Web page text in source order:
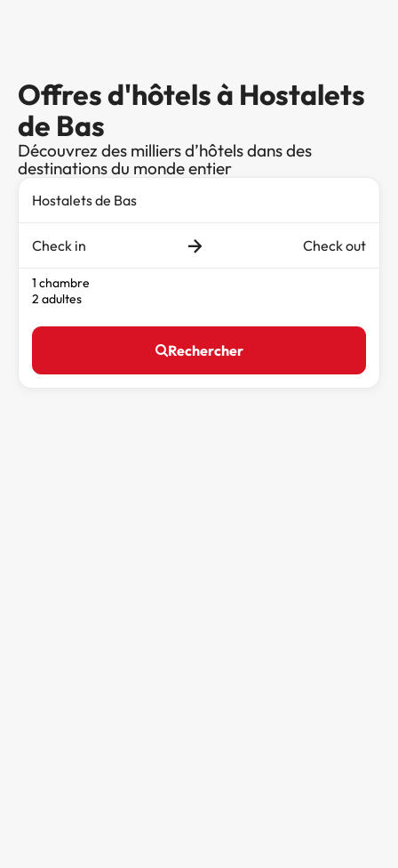
Offres d'hôtels à Hostalets
de Bas
Découvrez des milliers d’hôtels dans des
destinations du monde entier
Check in Check out
1 chambre
2 adultes
Rechercher